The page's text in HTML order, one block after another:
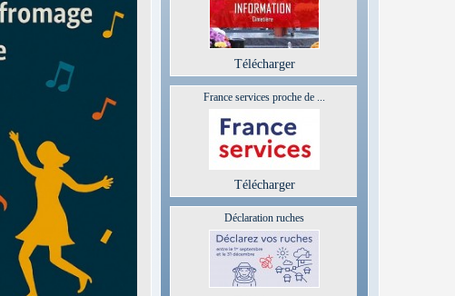
Télécharger
France services proche de ...
Télécharger
Déclaration ruches